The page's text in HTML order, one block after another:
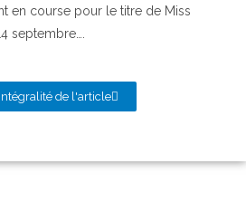
en course pour le titre de Miss
septembre….
de l'article